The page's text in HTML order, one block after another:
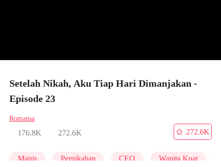
Setelah Nikah, Aku Tiap Hari Dimanjakan -
Episode 23
Romansa
176.8K 272.6K
272.6K
Manis Pernikahan CEO Wanita Kuat